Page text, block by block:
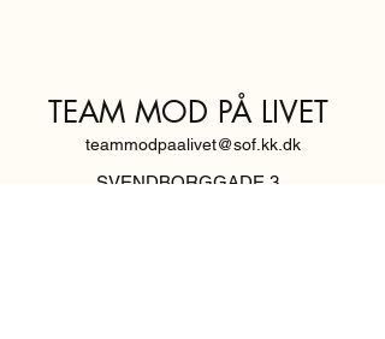
TEAM MOD PÅ LIVET
teammodpaalivet@sof.kk.dk
SVENDBORGGADE 3,